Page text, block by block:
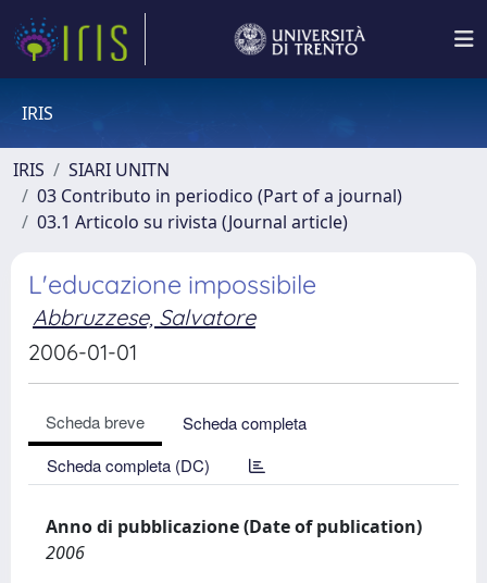
IRIS
IRIS
SIARI UNITN
03 Contributo in periodico (Part of a journal)
03.1 Articolo su rivista (Journal article)
L'educazione impossibile
Abbruzzese, Salvatore
2006-01-01
Scheda breve
Scheda completa
Scheda completa (DC)
Anno di pubblicazione (Date of publication)
2006